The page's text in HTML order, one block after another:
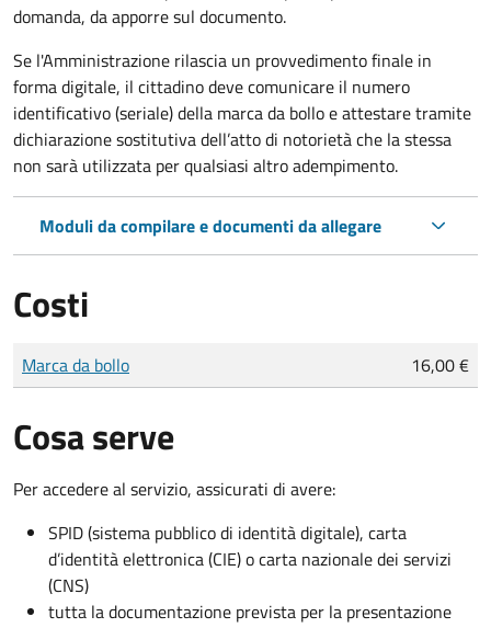
domanda, da apporre sul documento.
Se l'Amministrazione rilascia un provvedimento finale in
forma digitale, il cittadino devecomunicare il numero
identificativo (seriale) della marca da bollo e attestare tramite
dichiarazione sostitutiva dell’atto di notorietà che la stessa
non sarà utilizzata per qualsiasi altro adempimento.
Moduli da compilare e documenti da allegare
Costi
Tipo di pagamento
Importo
Marca da bollo 16,00 €
Cosa serve
Per accedere al servizio, assicurati di avere:
SPID (sistema pubblico di identità digitale), carta
d’identità elettronica (CIE) o carta nazionale dei servizi
(CNS)
tutta la documentazione prevista per la presentazione